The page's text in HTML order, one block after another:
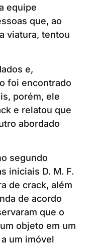
equipe
que, ao
viatura, tentou
e,
foi encontrado
porém, ele
e relatou que
abordado
segundo
iniciais D. M. F.
de crack, além
de acordo
que o
objeto em um
um imóvel